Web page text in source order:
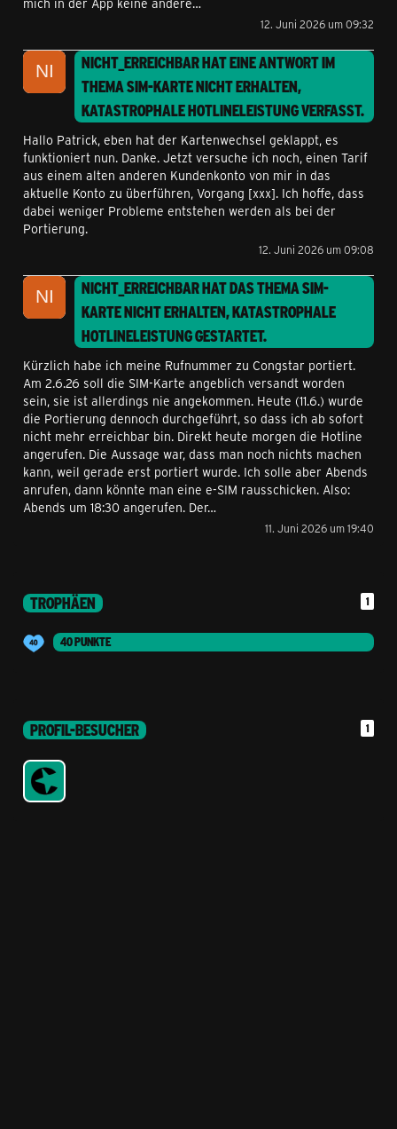
mich in der App keine andere…
12. Juni 2026 um 09:32
NICHT_ERREICHBARHAT EINE ANTWORT IM
THEMASIM-KARTE NICHT ERHALTEN,
KATASTROPHALE HOTLINELEISTUNGVERFASST.
Hallo Patrick, eben hat der Kartenwechsel geklappt, es
funktioniert nun. Danke. Jetzt versuche ich noch, einen Tarif
aus einem alten anderen Kundenkonto von mir in das
aktuelle Konto zu überführen, Vorgang [xxx]. Ich hoffe, dass
dabei weniger Probleme entstehen werden als bei der
Portierung.
12. Juni 2026 um 09:08
NICHT_ERREICHBARHAT DAS THEMASIM-
KARTE NICHT ERHALTEN, KATASTROPHALE
HOTLINELEISTUNGGESTARTET.
Kürzlich habe ich meine Rufnummer zu Congstar portiert.
Am 2.6.26 soll die SIM-Karte angeblich versandt worden
sein, sie ist allerdings nie angekommen. Heute (11.6.) wurde
die Portierung dennoch durchgeführt, so dass ich ab sofort
nicht mehr erreichbar bin. Direkt heute morgen die Hotline
angerufen. Die Aussage war, dass man noch nichts machen
kann, weil gerade erst portiert wurde. Ich solle aber Abends
anrufen, dann könnte man eine e-SIM rausschicken. Also:
Abends um 18:30 angerufen. Der…
11. Juni 2026 um 19:40
TROPHÄEN 1
40 PUNKTE
PROFIL-BESUCHER 1